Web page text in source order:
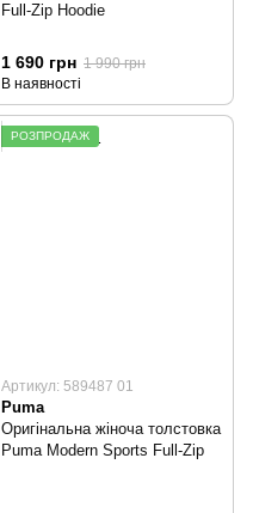
Full-Zip Hoodie
1 690 грн 1 990 грн
В наявності
РОЗПРОДАЖ
Артикул: 589487 01
Puma
Оригінальна жіноча толстовка
Puma Modern Sports Full-Zip